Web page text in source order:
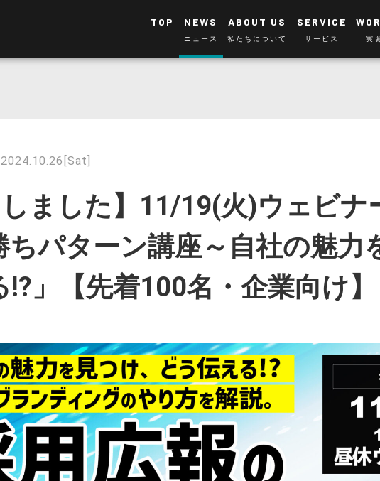
TOP NEWS
ニュース
ABOUT US
私たちについて
SERVICE
サービス 実
2024.10.26[Sat]
しました】11/19(火)ウェビナ
ちパターン講座～自社の魅力
!?」【先着100名・企業向け】